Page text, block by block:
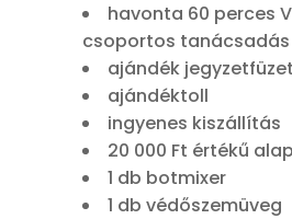
havonta 60 perces
csoportos tanácsadás
ajándék jegyzetfüzet
ajándéktoll
ingyenes kiszállítás
20 000 Ft értékű
1 db botmixer
1 db védőszemüveg